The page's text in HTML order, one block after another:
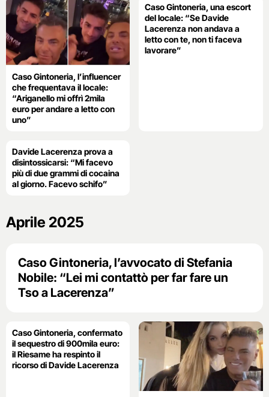
Caso Gintoneria, l’influencer
che frequentava il locale:
“Ariganello mi offrì 2mila
euro per andare a letto con
uno”
Caso Gintoneria, una escort
del locale: “Se Davide
Lacerenza non andava a
letto con te, non ti faceva
lavorare”
Davide Lacerenza prova a
disintossicarsi: “Mi facevo
più di due grammi di cocaina
al giorno. Facevo schifo”
Aprile 2025
Caso Gintoneria, l’avvocato di Stefania
Nobile: “Lei mi contattò per far fare un
Tso a Lacerenza”
Caso Gintoneria, confermato
il sequestro di 900mila euro:
il Riesame ha respinto il
ricorso di Davide Lacerenza